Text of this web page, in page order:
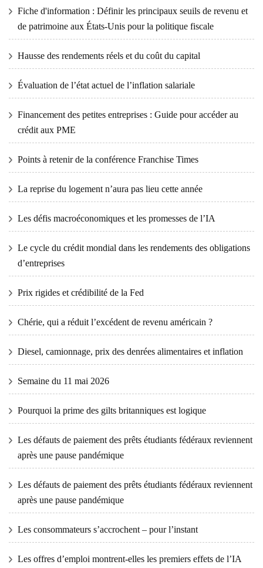
Fiche d'information : Définir les principaux seuils de revenu et
de patrimoine aux États-Unis pour la politique fiscale
Hausse des rendements réels et du coût du capital
Évaluation de l’état actuel de l’inflation salariale
Financement des petites entreprises : Guide pour accéder au
crédit aux PME
Points à retenir de la conférence Franchise Times
La reprise du logement n’aura pas lieu cette année
Les défis macroéconomiques et les promesses de l’IA
Le cycle du crédit mondial dans les rendements des obligations
d’entreprises
Prix ​​​​rigides et crédibilité de la Fed
Chérie, qui a réduit l’excédent de revenu américain ?
Diesel, camionnage, prix des denrées alimentaires et inflation
Semaine du 11 mai 2026
Pourquoi la prime des gilts britanniques est logique
Les défauts de paiement des prêts étudiants fédéraux reviennent
après une pause pandémique
Les défauts de paiement des prêts étudiants fédéraux reviennent
après une pause pandémique
Les consommateurs s’accrochent – ​​pour l’instant
Les offres d’emploi montrent-elles les premiers effets de l’IA